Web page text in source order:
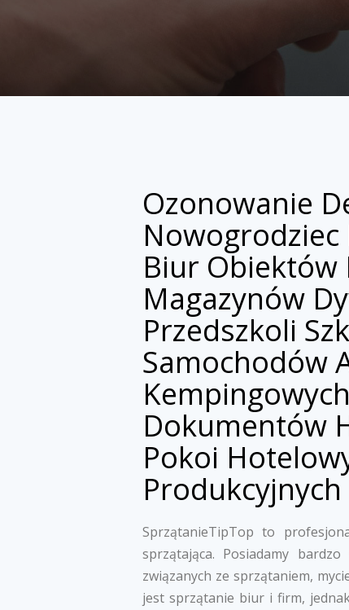
Ozonowanie
Biur Obiektów
Magazynów
Przedszkoli
Samochodów
Dokumentów
Pokoi
SprzątanieTipTop to
sprzątająca. Posiadamy
związanych ze sprzątaniem,
jest sprzątanie biur i firm,